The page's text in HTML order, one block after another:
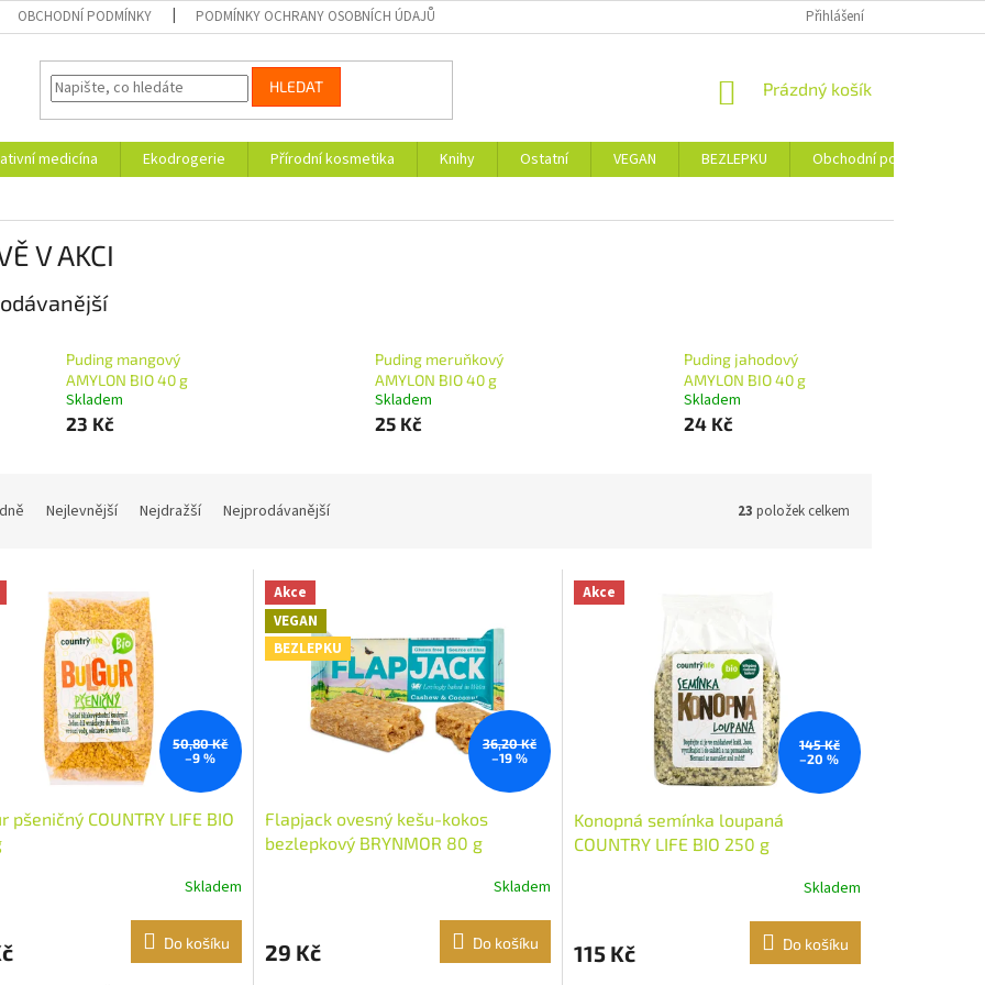
OBCHODNÍ PODMÍNKY PODMÍNKY OCHRANY OSOBNÍCH ÚDAJŮ Přihlášení
HLEDAT
NÁKUPNÍ
Prázdný košík
medicína Ekodrogerie Přírodní kosmetika Knihy Ostatní VEGAN BEZLEPKU
Obchodní podmínky
V AKCI
Puding mangový
AMYLON BIO 40 g
Skladem
23 Kč
Puding meruňkový
AMYLON BIO 40 g
Skladem
25 Kč
Puding jahodový
AMYLON BIO 40 g
Skladem
24 Kč
Nejlevnější Nejdražší Nejprodávanější 23 položek celkem
50,80 Kč
–9 %
pšeničný COUNTRY LIFE BIO
Skladem
Do košíku
Akce
VEGAN
BEZLEPKU
36,20 Kč
–19 %
Flapjack ovesný kešu-kokos
bezlepkový BRYNMOR 80 g
Skladem
29 Kč Do košíku
Akce
145 Kč
–20 %
Konopná semínka loupaná
COUNTRY LIFE BIO 250 g
Skladem
115 Kč Do košíku